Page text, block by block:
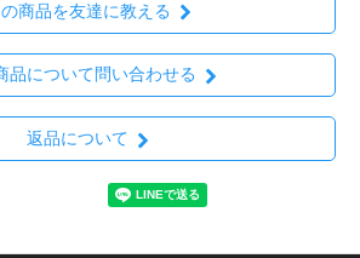
の商品を友達に教える
品について問い合わせる
返品について